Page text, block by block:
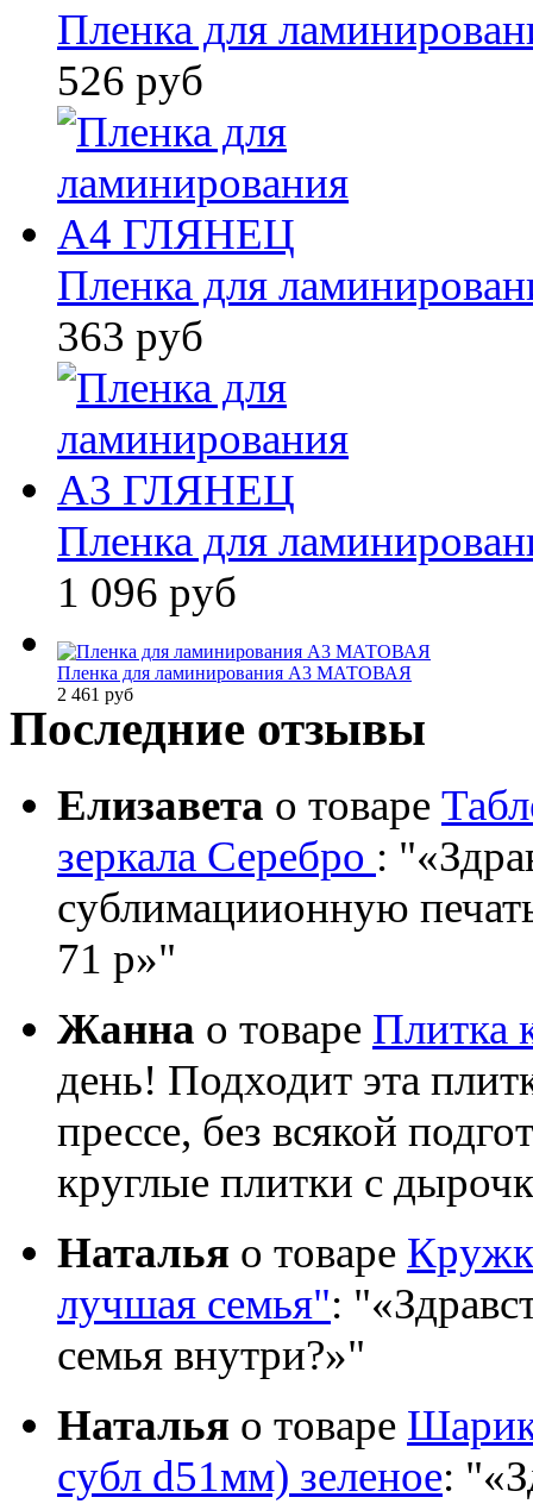
Пленка для
526 руб
Пленка для
363 руб
Пленка для
1 096 руб
Пленка для ламинирования А3 МАТОВАЯ
2 461 руб
Последние отзывы
Елизавета о товаре
зеркала Серебро :
сублимациионную
71 р»
Жанна о товаре Плитка
день! Подходит эта
прессе, без всякой
круглые плитки с
Наталья о товаре
лучшая семья":
семья внутри?»
Наталья о товаре
субл d51мм) зеленое: